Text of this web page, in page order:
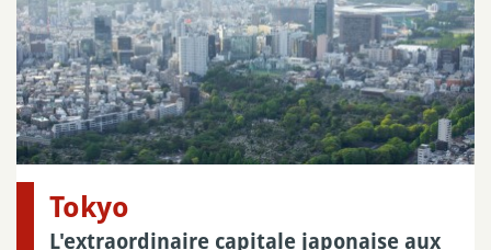
Tokyo
L'extraordinaire capitale japonaise aux